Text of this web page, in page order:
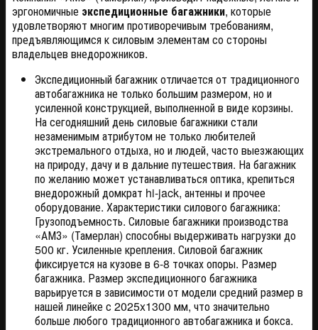
эргономичные экспедиционные багажники, которые
удовлетворяют многим противоречивым требованиям,
предъявляющимся к силовым элементам со стороны
владельцев внедорожников.
Экспедиционный багажник отличается от традиционного
автобагажника не только большим размером, но и
усиленной конструкцией, выполненной в виде корзины.
На сегодняшний день силовые багажники стали
незаменимым атрибутом не только любителей
экстремального отдыха, но и людей, часто выезжающих
на природу, дачу и в дальние путешествия. На багажник
по желанию может устанавливаться оптика, крепиться
внедорожный домкрат hi-jack, антенны и прочее
оборудование. Характеристики силового багажника:
Грузоподъемность. Силовые багажники производства
«АМЗ» (Тамерлан) способны выдерживать нагрузки до
500 кг. Усиленные крепления. Силовой багажник
фиксируется на кузове в 6-8 точках опоры. Размер
багажника. Размер экспедиционного багажника
варьируется в зависимости от модели средний размер в
нашей линейке с 2025x1300 мм, что значительно
больше любого традиционного автобагажника и бокса.